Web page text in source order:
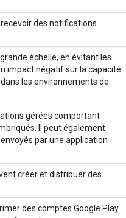
des notifications
échelle, en évitant les
impact négatif sur la capacité
les environnements de
gérées comportant
Il peut également
par une application
créer et distribuer des
des comptes Google Play